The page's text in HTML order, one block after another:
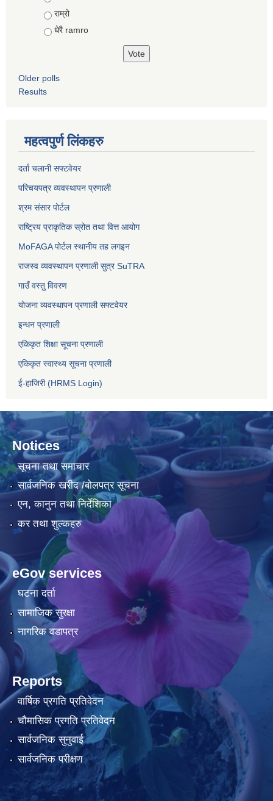
राम्रो
धेरै ramro
Older polls
Results
महत्वपुर्ण लिंकहरु
दर्ता चलानी सफ्टवेयर
परिचयपत्र व्यवस्थापन प्रणाली
श्रम संसार पोर्टल
राष्ट्रिय प्राकृतिक स्रोत तथा वित्त आयोग
MoFAGA पोर्टल स्थानीय तह लगइन
राजस्व व्यवस्थापन प्रणाली सुत्र SuTRA
गाउँ वस्तु विवरण
योजना व्यवस्थापन प्रणाली सफ्टवेयर
इन्धन प्रणाली
एकिकृत शिक्षा सूचना प्रणाली
एकिकृत स्वास्थ्य सूचना प्रणाली
ई-हाजिरी (HRMS Login)
Notices
सूचना तथा समाचार
सार्वजनिक खरीद /बोलपत्र सूचना
एन, कानुन तथा निर्देशिका
कर तथा शुल्कहरु
eGov services
घटना दर्ता
सामाजिक सुरक्षा
नागरिक वडापत्र
Reports
वार्षिक प्रगति प्रतिवेदन
चौमासिक प्रगति प्रतिवेदन
सार्वजनिक सुनुवाई
सार्वजनिक परीक्षण